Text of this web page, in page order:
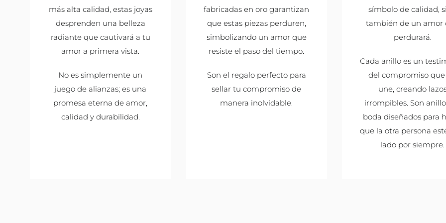
más alta calidad, estas joyas
desprenden una belleza
radiante que cautivará a tu
amor a primera vista.
No es simplemente un
juego de alianzas; es una
promesa eterna de amor,
calidad y durabilidad.
fabricadas en oro garantizan
que estas piezas perduren,
simbolizando un amor que
resiste el paso del tiempo.
Son el regalo perfecto para
sellar tu compromiso de
manera inolvidable.
símbolo de calidad,
también de un amor
perdurará.
Cada anillo es un
del compromiso que
une, creando
irrompibles. Son
boda diseñados para
que la otra persona
lado por siempre.